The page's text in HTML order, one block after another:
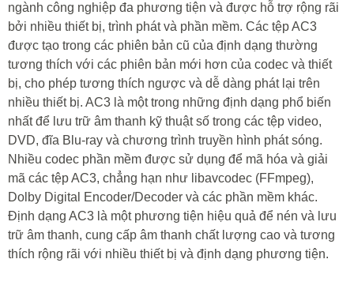
ngành công nghiệp đa phương tiện và được hỗ trợ rộng rãi
bởi nhiều thiết bị, trình phát và phần mềm. Các tệp AC3
được tạo trong các phiên bản cũ của định dạng thường
tương thích với các phiên bản mới hơn của codec và thiết
bị, cho phép tương thích ngược và dễ dàng phát lại trên
nhiều thiết bị. AC3 là một trong những định dạng phổ biến
nhất để lưu trữ âm thanh kỹ thuật số trong các tệp video,
DVD, đĩa Blu-ray và chương trình truyền hình phát sóng.
Nhiều codec phần mềm được sử dụng để mã hóa và giải
mã các tệp AC3, chẳng hạn như libavcodec (FFmpeg),
Dolby Digital Encoder/Decoder và các phần mềm khác.
Định dạng AC3 là một phương tiện hiệu quả để nén và lưu
trữ âm thanh, cung cấp âm thanh chất lượng cao và tương
thích rộng rãi với nhiều thiết bị và định dạng phương tiện.